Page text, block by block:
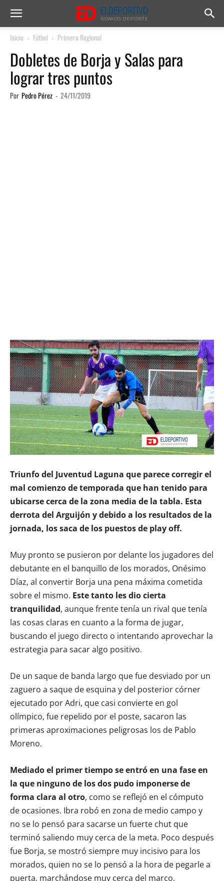
Inicio Fútbol Primera Regional
Dobletes de Borja y Salas para
lograr tres puntos
Por Pedro Pérez - 24/11/2019
Triunfo del Juventud Laguna que parece corregir el
mal comienzo de temporada que han tenido para
ubicarse cerca de la zona media de la tabla. Esta
derrota del Arguijón y debido a los resultados de la
jornada, los saca de los puestos de play off.
Muy pronto se pusieron por delante los jugadores del
debutante en el banquillo de los morados, Onésimo
Díaz, al convertir Borja una pena máxima cometida
sobre el mismo. Este tanto les dio cierta
tranquilidad, aunque frente tenía un rival que tenía
las cosas claras en cuanto a la forma de jugar,
buscando el juego directo o intentando aprovechar la
estrategia para sacar algo positivo.
De un saque de banda largo que fue desviado por un
zaguero a saque de esquina y del posterior córner
ejecutado por Adri, que casi convierte en gol
olímpico, fue repelido por el poste, sacaron las
primeras aproximaciones peligrosas los de Pablo
Moreno.
Mediado el primer tiempo se entró en una fase en
la que ninguno de los dos pudo imponerse de
forma clara al otro, como se reflejó en el cómputo
de ocasiones. Ibra robó en zona de medio campo y
no se lo pensó para sacarse un fuerte chut que
terminó saliendo muy cerca de la meta. Poco después
fue Borja, se mostró siempre muy incisivo para los
morados, quien no se lo pensó a la hora de pegarle a
puerta, marchándose muy cerca del marco.